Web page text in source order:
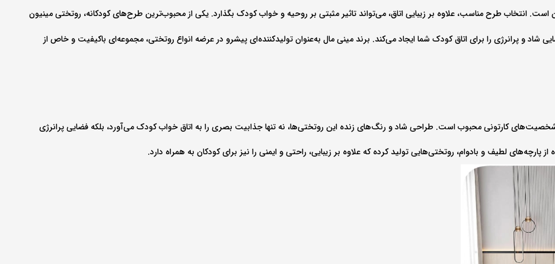
است. انتخاب طرح مناسب، علاوه بر زیبایی اتاق، می‌تواند تاثیر مثبتی بر روحیه و خواب کودک بگذارد. یکی از محبوب‌ترین طرح‌های کودکانه، روتختی مینیون‌
و پرانرژی را برای اتاق کودک شما ایجاد می‌کند. برند مینی‌ مال به‌عنوان تولیدکننده‌ای پیشرو در عرضه انواع روتختی، مجموعه‌ای باکیفیت و خاص از
کارتونی محبوب است. طراحی شاد و رنگ‌های زنده این روتختی‌ها، نه تنها جذابیت بصری را به اتاق خواب کودک می‌آورد، بلکه فضایی پرانرژی
پارچه‌های لطیف و بادوام، روتختی‌هایی تولید کرده که علاوه بر زیبایی، راحتی و ایمنی را نیز برای کودکان به همراه دارد.